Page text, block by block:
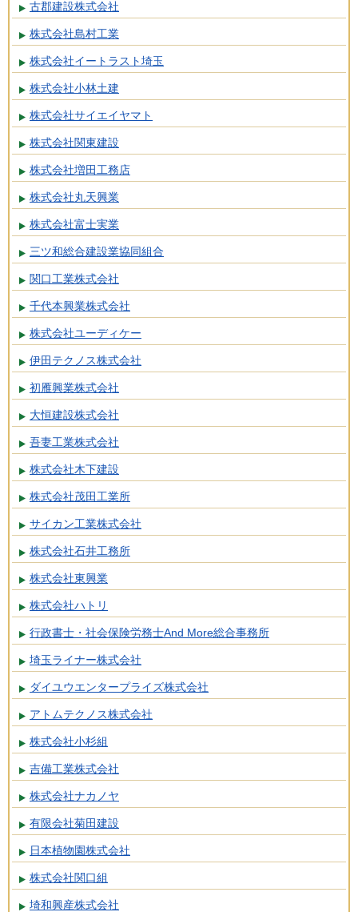
古郡建設株式会社
株式会社島村工業
株式会社イートラスト埼玉
株式会社小林土建
株式会社サイエイヤマト
株式会社関東建設
株式会社増田工務店
株式会社丸天興業
株式会社富士実業
三ツ和総合建設業協同組合
関口工業株式会社
千代本興業株式会社
株式会社ユーディケー
伊田テクノス株式会社
初雁興業株式会社
大恒建設株式会社
吾妻工業株式会社
株式会社木下建設
株式会社茂田工業所
サイカン工業株式会社
株式会社石井工務所
株式会社東興業
株式会社ハトリ
行政書士・社会保険労務士And More総合事務所
埼玉ライナー株式会社
ダイユウエンタープライズ株式会社
アトムテクノス株式会社
株式会社小杉組
吉備工業株式会社
株式会社ナカノヤ
有限会社菊田建設
日本植物園株式会社
株式会社関口組
埼和興産株式会社